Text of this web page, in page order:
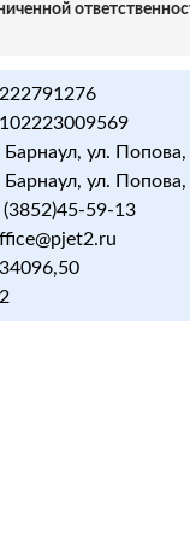
Барнаул, ул.
Барнаул, ул.
(3852)45-59-13